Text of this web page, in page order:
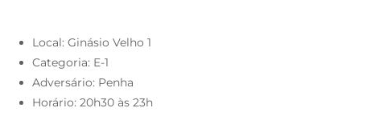
Local: Ginásio Velho 1
Categoria: E-1
Adversário: Penha
Horário: 20h30 às 23h